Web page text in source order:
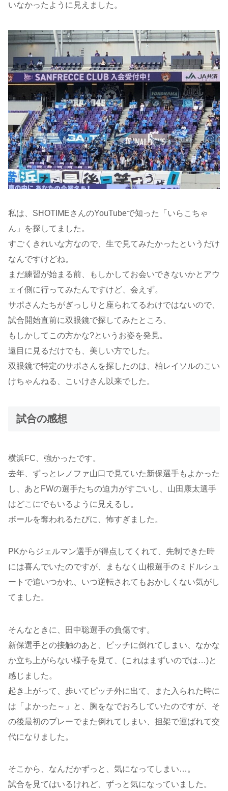
いなかったように見えました。
私は、SHOTIMEさんのYouTubeで知った「いらこちゃ
ん」を探してました。
すごくきれいな方なので、生で見てみたかったというだけ
なんですけどね。
まだ練習が始まる前、もしかしてお会いできないかとアウ
ェイ側に行ってみたんですけど、会えず。
サポさんたちがぎっしりと座られてるわけではないので、
試合開始直前に双眼鏡で探してみたところ、
もしかしてこの方かな?というお姿を発見。
遠目に見るだけでも、美しい方でした。
双眼鏡で特定のサポさんを探したのは、柏レイソルのこい
けちゃんねる、こいけさん以来でした。
試合の感想
横浜FC、強かったです。
去年、ずっとレノファ山口で見ていた新保選手もよかった
し、あとFWの選手たちの迫力がすごいし、山田康太選手
はどこにでもいるように見えるし。
ボールを奪われるたびに、怖すぎました。
PKからジェルマン選手が得点してくれて、先制できた時
には喜んでいたのですが、まもなく山根選手のミドルシュ
ートで追いつかれ、いつ逆転されてもおかしくない気がし
てました。
そんなときに、田中聡選手の負傷です。
新保選手との接触のあと、ピッチに倒れてしまい、なかな
か立ち上がらない様子を見て、(これはまずいのでは…)と
感じました。
起き上がって、歩いてピッチ外に出て、また入られた時に
は「よかった～」と、胸をなでおろしていたのですが、そ
の後最初のプレーでまた倒れてしまい、担架で運ばれて交
代になりました。
そこから、なんだかずっと、気になってしまい…。
試合を見てはいるけれど、ずっと気になっていました。